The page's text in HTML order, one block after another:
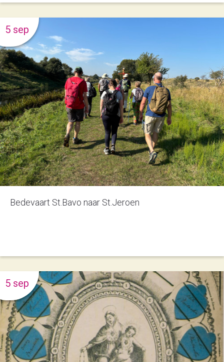
Bedevaart St.Bavo naar St.Jeroen
5 sep
5 sep